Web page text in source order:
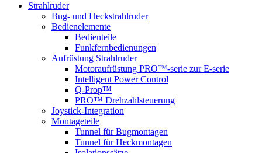
Strahlruder
Bug- und Heckstrahlruder
Bedienelemente
Bedienteile
Funkfernbedienungen
Aufrüstung Strahlruder
Motoraufrüstung PRO™-serie zur E-serie
Intelligent Power Control
Q-Prop™
PRO™ Drehzahlsteuerung
Joystick-Integration
Montageteile
Tunnel für Bugmontagen
Tunnel für Heckmontagen